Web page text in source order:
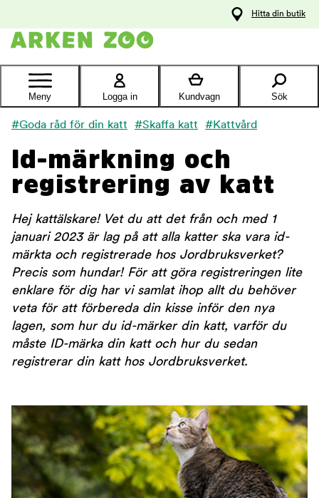
Kontakta
Hitta din butik
Meny Logga in Kundvagn Sök
#Goda råd för din katt #Skaffa katt #Kattvård
Id-märkning och
registrering av katt
Hej kattälskare! Vet du att det från och med 1
januari 2023 är lag på att alla katter ska vara id-
märkta och registrerade hos Jordbruksverket?
Precis som hundar! För att göra registreringen lite
enklare för dig har vi samlat ihop allt du behöver
veta för att förbereda din kisse inför den nya
lagen, som hur du id-märker din katt, varför du
måste ID-märka din katt och hur du sedan
registrerar din katt hos Jordbruksverket.